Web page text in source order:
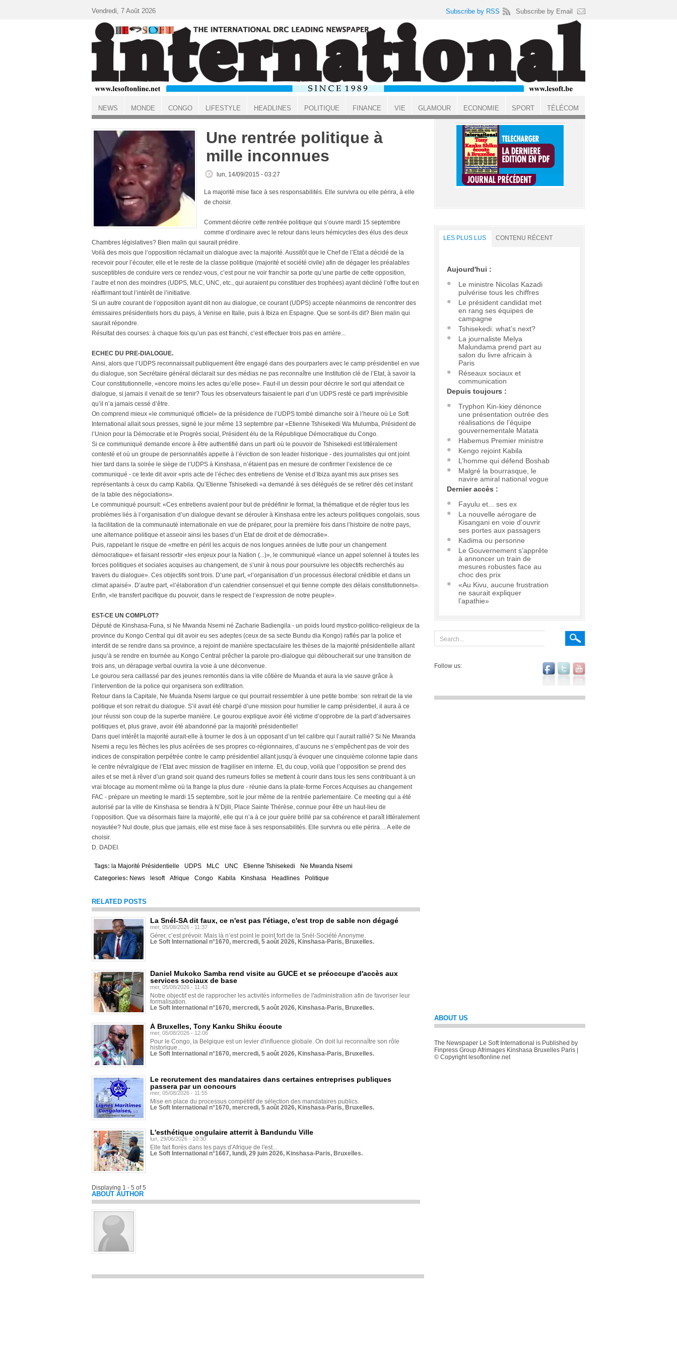
ACCUEIL
Une rentrée politique à
mille inconnues
lun, 14/09/2015 - 03:27
La majorité mise face à ses responsabilités. Elle survivra ou elle périra, à elle
de choisir.
Comment décrire cette rentrée politique qui s’ouvre mardi 15 septembre
comme d’ordinaire avec le retour dans leurs hémicycles des élus des deux
Chambres législatives? Bien malin qui saurait prédire.
Voilà des mois que l’opposition réclamait un dialogue avec la majorité. Aussitôt que le Chef de l’Etat a décidé de la
recevoir pour l’écouter, elle et le reste de la classe politique (majorité et société civile) afin de dégager les préalables
susceptibles de conduire vers ce rendez-vous, c’est pour ne voir franchir sa porte qu’une partie de cette opposition,
l’autre et non des moindres (UDPS, MLC, UNC, etc., qui auraient pu constituer des trophées) ayant décliné l’offre tout en
réaffirmant tout l’intérêt de l’initiative.
Si un autre courant de l’opposition ayant dit non au dialogue, ce courant (UDPS) accepte néanmoins de rencontrer des
émissaires présidentiels hors du pays, à Venise en Italie, puis à Ibiza en Espagne. Que se sont-ils dit? Bien malin qui
saurait répondre.
Résultat des courses: à chaque fois qu’un pas est franchi, c’est effectuer trois pas en arrière...
ECHEC DU PRE-DIALOGUE.
Ainsi, alors que l’UDPS reconnaissait publiquement être engagé dans des pourparlers avec le camp présidentiel en vue
du dialogue, son Secrétaire général déclarait sur des médias ne pas reconnaître une Institution clé de l’Etat, à savoir la
Cour constitutionnelle, «encore moins les actes qu’elle pose». Faut-il un dessin pour décrire le sort qui attendait ce
dialogue, si jamais il venait de se tenir? Tous les observateurs faisaient le pari d’un UDPS resté ce parti imprévisible
qu’il n’a jamais cessé d’être.
On comprend mieux «le communiqué officiel» de la présidence de l’UDPS tombé dimanche soir à l’heure où Le Soft
International allait sous presses, signé le jour même 13 septembre par «Etienne Tshisekedi Wa Mulumba, Président de
l’Union pour la Démocratie et le Progrès social, Président élu de la République Démocratique du Congo.
Si ce communiqué demande encore à être authentifié dans un parti où le pouvoir de Tshisekedi est littéralement
contesté et où un groupe de personnalités appelle à l’éviction de son leader historique - des journalistes qui ont joint
hier tard dans la soirée le siège de l’UDPS à Kinshasa, n’étaient pas en mesure de confirmer l’existence de ce
communiqué - ce texte dit avoir «pris acte de l’échec des entretiens de Venise et d’Ibiza ayant mis aux prises ses
représentants à ceux du camp Kabila. Qu’Etienne Tshisekedi «a demandé à ses délégués de se retirer dès cet instant
de la table des négociations».
Le communiqué poursuit: «Ces entretiens avaient pour but de prédéfinir le format, la thématique et de régler tous les
problèmes liés à l’organisation d’un dialogue devant se dérouler à Kinshasa entre les acteurs politiques congolais, sous
la facilitation de la communauté internationale en vue de préparer, pour la première fois dans l’histoire de notre pays,
une alternance politique et asseoir ainsi les bases d’un Etat de droit et de démocratie».
Puis, rappelant le risque de «mettre en péril les acquis de nos longues années de lutte pour un changement
démocratique» et faisant ressortir «les enjeux pour la Nation (...)», le communiqué «lance un appel solennel à toutes les
forces politiques et sociales acquises au changement, de s’unir à nous pour poursuivre les objectifs recherchés au
travers du dialogue». Ces objectifs sont trois. D’une part, «l’organisation d’un processus électoral crédible et dans un
climat apaisé». D’autre part, «l’élaboration d’un calendrier consensuel et qui tienne compte des délais constitutionnels».
Enfin, «le transfert pacifique du pouvoir, dans le respect de l’expression de notre peuple».
EST-CE UN COMPLOT?
Député de Kinshasa-Funa, si Ne Mwanda Nsemi né Zacharie Badiengila - un poids lourd mystico-politico-religieux de la
province du Kongo Central qui dit avoir eu ses adeptes (ceux de sa secte Bundu dia Kongo) raflés par la police et
interdit de se rendre dans sa province, a rejoint de manière spectaculaire les thèses de la majorité présidentielle allant
jusqu’à se rendre en tournée au Kongo Central prêcher la parole pro-dialogue qui déboucherait sur une transition de
trois ans, un dérapage verbal ouvrira la voie à une déconvenue.
Le gourou sera caillassé par des jeunes remontés dans la ville côtière de Muanda et aura la vie sauve grâce à
l’intervention de la police qui organisera son exfiltration.
Retour dans la Capitale, Ne Muanda Nsemi largue ce qui pourrait ressembler à une petite bombe: son retrait de la vie
politique et son retrait du dialogue. S’il avait été chargé d’une mission pour humilier le camp présidentiel, il aura à ce
jour réussi son coup de la superbe manière. Le gourou explique avoir été victime d’opprobre de la part d’adversaires
politiques et, plus grave, avoir été abandonné par la majorité présidentielle!
Dans quel intérêt la majorité aurait-elle à tourner le dos à un opposant d’un tel calibre qui l’aurait rallié? Si Ne Mwanda
Nsemi a reçu les flèches les plus acérées de ses propres co-régionnaires, d’aucuns ne s’empêchent pas de voir des
indices de conspiration perpétrée contre le camp présidentiel allant jusqu’à évoquer une cinquième colonne tapie dans
le centre névralgique de l’Etat avec mission de fragiliser en interne. Et, du coup, voilà que l’opposition se prend des
ailes et se met à rêver d’un grand soir quand des rumeurs folles se mettent à courir dans tous les sens contribuant à un
vrai blocage au moment même où la frange la plus dure - réunie dans la plate-forme Forces Acquises au changement
FAC - prépare un meeting le mardi 15 septembre, soit le jour même de la rentrée parlementaire. Ce meeting qui a été
autorisé par la ville de Kinshasa se tiendra à N’Djili, Place Sainte Thérèse, connue pour être un haut-lieu de
l’opposition. Que va désormais faire la majorité, elle qui n’a à ce jour guère brillé par sa cohérence et paraît littéralement
noyautée? Nul doute, plus que jamais, elle est mise face à ses responsabilités. Elle survivra ou elle périra… A elle de
choisir.
D. DADEI.
Tags: la Majorité Présidentielle UDPS MLC UNC Etienne Tshisekedi
Ne Mwanda Nsemi
Categories: News lesoft Afrique Congo Kabila Kinshasa Headlines Politique
RELATED POSTS
La Snél-SA dit faux, ce n'est pas l'étiage, c'est trop de sable non dégagé
mer, 05/08/2026 - 11:37
Gérer, c’est prévoir. Mais là n’est point le point fort de la Snél-Société Anonyme.
Le Soft International n°1670, mercredi, 5 août 2026, Kinshasa-Paris, Bruxelles.
Daniel Mukoko Samba rend visite au GUCE et se préoccupe d'accès aux
services sociaux de base
mer, 05/08/2026 - 11:43
Notre objectif est de rapprocher les activités informelles de l'administration afin de favoriser leur
formalisation.
Le Soft International n°1670, mercredi, 5 août 2026, Kinshasa-Paris, Bruxelles.
À Bruxelles, Tony Kanku Shiku écoute
mer, 05/08/2026 - 12:06
Pour le Congo, la Belgique est un levier d'influence globale. On doit lui reconnaître son rôle
historique...
Le Soft International n°1670, mercredi, 5 août 2026, Kinshasa-Paris, Bruxelles.
Le recrutement des mandataires dans certaines entreprises publiques
passera par un concours
mer, 05/08/2026 - 11:55
Mise en place du processus compétitif de sélection des mandataires publics.
Le Soft International n°1670, mercredi, 5 août 2026, Kinshasa-Paris, Bruxelles.
L'esthétique ongulaire atterrit à Bandundu Ville
lun, 29/06/2026 - 10:30
Elle fait florès dans les pays d'Afrique de l'est...
Le Soft International n°1667, lundi, 29 juin 2026, Kinshasa-Paris, Bruxelles.
Displaying 1 - 5 of 5
ABOUT AUTHOR
LES PLUS LUS CONTENU RÉCENT
Aujourd'hui :
Le ministre Nicolas Kazadi
pulvérise tous les chiffres
Le président candidat met
en rang ses équipes de
campagne
Tshisekedi: what’s next?
La journaliste Melya
Malundama prend part au
salon du livre africain à
Paris
Réseaux sociaux et
communication
Depuis toujours :
Tryphon Kin-kiey dénonce
une présentation outrée des
réalisations de l’équipe
gouvernementale Matata
Habemus Premier ministre
Kengo rejoint Kabila
L’homme qui défend Boshab
Malgré la bourrasque, le
navire amiral national vogue
Dernier accès :
Fayulu et... ses ex
La nouvelle aérogare de
Kisangani en voie d'ouvrir
ses portes aux passagers
Kadima ou personne
Le Gouvernement s’apprête
à annoncer un train de
mesures robustes face au
choc des prix
«Au Kivu, aucune frustration
ne saurait expliquer
l’apathie»
Follow us:
ABOUT US
The Newspaper Le Soft International is Published by
Finpress Group Afrimages Kinshasa Bruxelles Paris |
© Copyright lesoftonline.net
Vendredi, 7 Août 2026 Subscribe by RSS Subscribe by Email
NEWS MONDE CONGO LIFESTYLE HEADLINES POLITIQUE FINANCE VIE GLAMOUR ECONOMIE SPORT TÉLÉCOM